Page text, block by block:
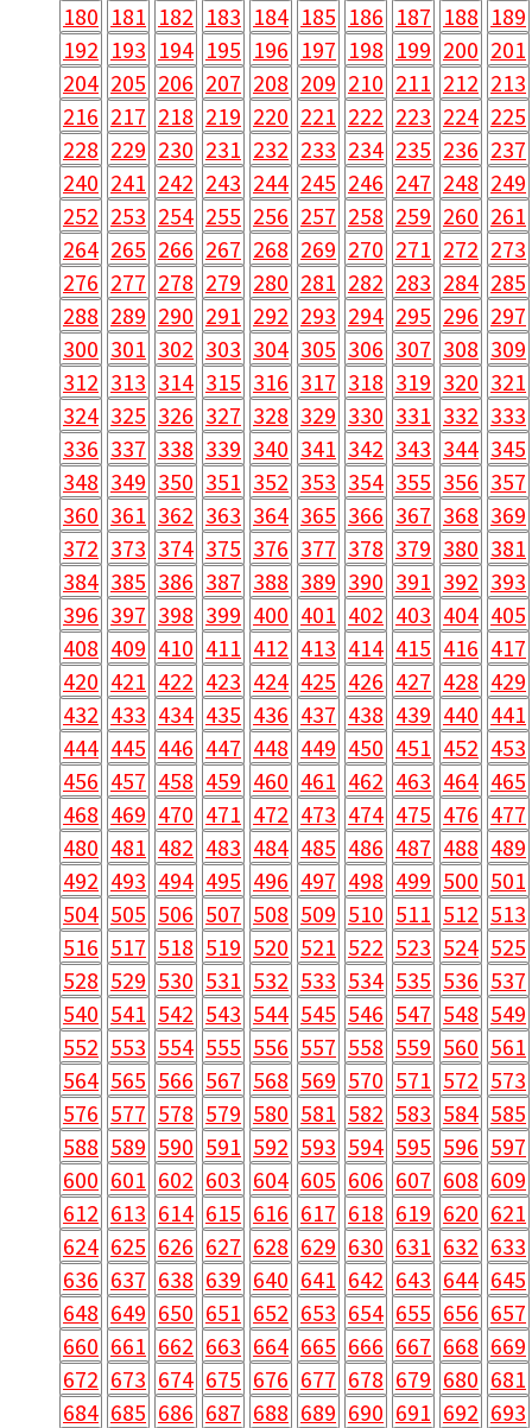
180 181 182 183 184 185 186 187 188 189
192 193 194 195 196 197 198 199 200 201
204 205 206 207 208 209 210 211 212 213
216 217 218 219 220 221 222 223 224 225
228 229 230 231 232 233 234 235 236 237
240 241 242 243 244 245 246 247 248 249
252 253 254 255 256 257 258 259 260 261
264 265 266 267 268 269 270 271 272 273
276 277 278 279 280 281 282 283 284 285
288 289 290 291 292 293 294 295 296 297
300 301 302 303 304 305 306 307 308 309
312 313 314 315 316 317 318 319 320 321
324 325 326 327 328 329 330 331 332 333
336 337 338 339 340 341 342 343 344 345
348 349 350 351 352 353 354 355 356 357
360 361 362 363 364 365 366 367 368 369
372 373 374 375 376 377 378 379 380 381
384 385 386 387 388 389 390 391 392 393
396 397 398 399 400 401 402 403 404 405
408 409 410 411 412 413 414 415 416 417
420 421 422 423 424 425 426 427 428 429
432 433 434 435 436 437 438 439 440 441
444 445 446 447 448 449 450 451 452 453
456 457 458 459 460 461 462 463 464 465
468 469 470 471 472 473 474 475 476 477
480 481 482 483 484 485 486 487 488 489
492 493 494 495 496 497 498 499 500 501
504 505 506 507 508 509 510 511 512 513
516 517 518 519 520 521 522 523 524 525
528 529 530 531 532 533 534 535 536 537
540 541 542 543 544 545 546 547 548 549
552 553 554 555 556 557 558 559 560 561
564 565 566 567 568 569 570 571 572 573
576 577 578 579 580 581 582 583 584 585
588 589 590 591 592 593 594 595 596 597
600 601 602 603 604 605 606 607 608 609
612 613 614 615 616 617 618 619 620 621
624 625 626 627 628 629 630 631 632 633
636 637 638 639 640 641 642 643 644 645
648 649 650 651 652 653 654 655 656 657
660 661 662 663 664 665 666 667 668 669
672 673 674 675 676 677 678 679 680 681
684 685 686 687 688 689 690 691 692 693